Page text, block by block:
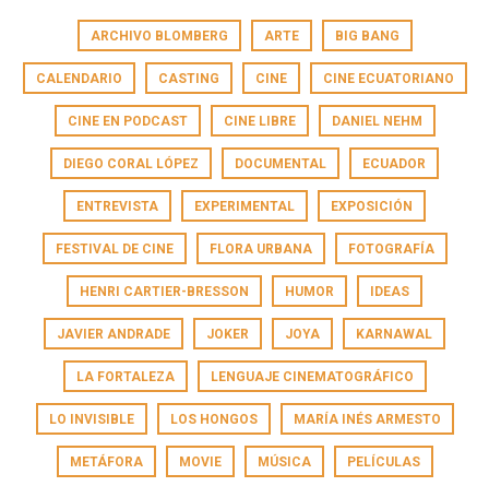
ARCHIVO BLOMBERG ARTE BIG BANG
CALENDARIO CASTING CINE CINE ECUATORIANO
CINE EN PODCAST CINE LIBRE DANIEL NEHM
DIEGO CORAL LÓPEZ DOCUMENTAL ECUADOR
ENTREVISTA EXPERIMENTAL EXPOSICIÓN
FESTIVAL DE CINE FLORA URBANA FOTOGRAFÍA
HENRI CARTIER-BRESSON HUMOR IDEAS
JAVIER ANDRADE JOKER JOYA KARNAWAL
LA FORTALEZA LENGUAJE CINEMATOGRÁFICO
LO INVISIBLE LOS HONGOS MARÍA INÉS ARMESTO
METÁFORA MOVIE MÚSICA PELÍCULAS